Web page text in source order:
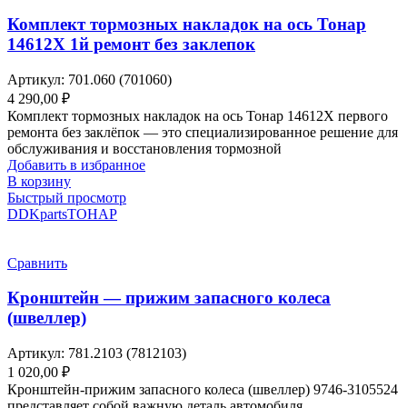
Комплект тормозных накладок на ось Тонар
14612X 1й ремонт без заклепок
Артикул: 701.060 (701060)
4 290,00 ₽
Комплект тормозных накладок на ось Тонар 14612X первого
ремонта без заклёпок — это специализированное решение для
обслуживания и восстановления тормозной
Добавить в избранное
В корзину
Быстрый просмотр
DDKpartsТОНАР
Сравнить
Кронштейн — прижим запасного колеса
(швеллер)
Артикул: 781.2103 (7812103)
1 020,00 ₽
Кронштейн-прижим запасного колеса (швеллер) 9746-3105524